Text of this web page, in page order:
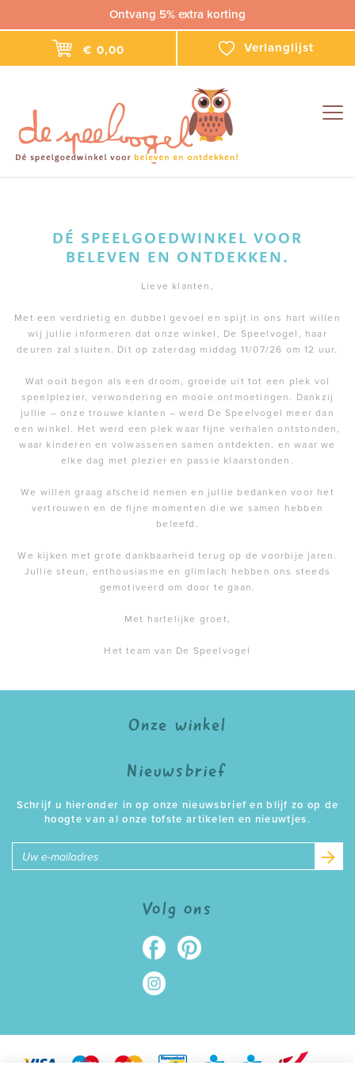
Ontvang 5% extra korting
€ 0,00 Verlanglijst
DÉ SPEELGOEDWINKEL VOOR
BELEVEN EN ONTDEKKEN.
Lieve klanten,
Met een verdrietig en dubbel gevoel en spijt in ons hart willen
wij jullie informeren dat onze winkel, De Speelvogel, haar
deuren zal sluiten. Dit op zaterdag middag 11/07/26 om 12 uur.
Wat ooit begon als een droom, groeide uit tot een plek vol
speelplezier, verwondering en mooie ontmoetingen. Dankzij
jullie – onze trouwe klanten – werd De Speelvogel meer dan
een winkel. Het werd een plek waar fijne verhalen ontstonden,
waar kinderen en volwassenen samen ontdekten, en waar we
elke dag met plezier en passie klaarstonden.
We willen graag afscheid nemen en jullie bedanken voor het
vertrouwen en de fijne momenten die we samen hebben
beleefd.
We kijken met grote dankbaarheid terug op de voorbije jaren.
Jullie steun, enthousiasme en glimlach hebben ons steeds
gemotiveerd om door te gaan.
Met hartelijke groet,
Het team van De Speelvogel
Onze winkel
Nieuwsbrief
Schrijf u hieronder in op onze nieuwsbrief en blijf zo op de
hoogte van al onze tofste artikelen en nieuwtjes.
Volg ons